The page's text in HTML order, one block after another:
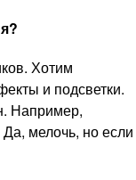
Хотим
и подсветки.
Например,
мелочь, но если